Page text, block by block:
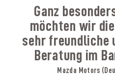
Ganz
möchten wir
sehr freundliche
Beratung im
Mazda Motors